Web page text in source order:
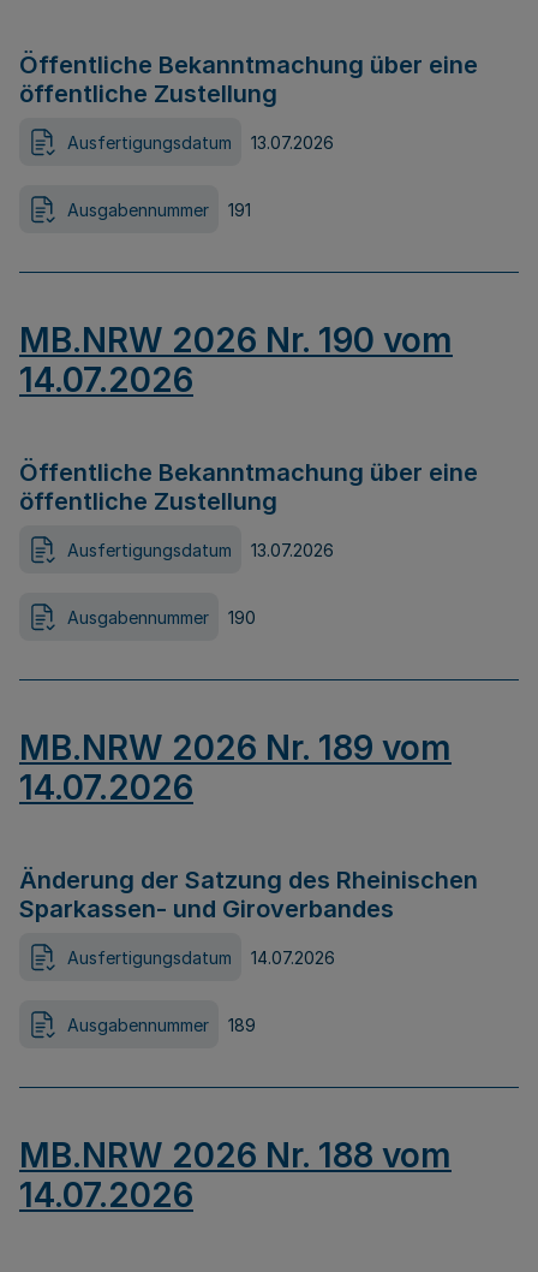
Öffentliche Bekanntmachung über eine
öffentliche Zustellung
Ausfertigungsdatum 13.07.2026
Ausgabennummer 191
MB.NRW 2026 Nr. 190 vom
14.07.2026
Öffentliche Bekanntmachung über eine
öffentliche Zustellung
Ausfertigungsdatum 13.07.2026
Ausgabennummer 190
MB.NRW 2026 Nr. 189 vom
14.07.2026
Änderung der Satzung des Rheinischen
Sparkassen- und Giroverbandes
Ausfertigungsdatum 14.07.2026
Ausgabennummer 189
MB.NRW 2026 Nr. 188 vom
14.07.2026